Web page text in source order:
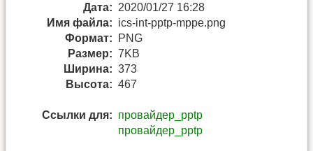
Дата: 2020/01/27 16:28
Имя файла: ics-int-pptp-mppe.png
Формат:
PNG
Размер: 7KB
Ширина: 373
Высота: 467
Ссылки для: провайдер_pptp
провайдер_pptp